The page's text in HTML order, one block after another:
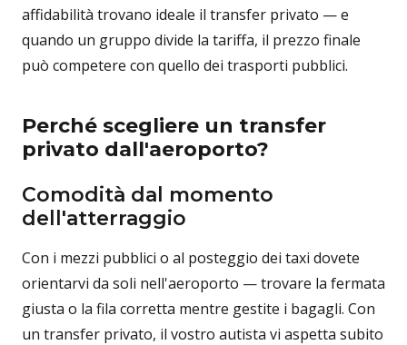
affidabilità trovano ideale il transfer privato — e
quando un gruppo divide la tariffa, il prezzo finale
può competere con quello dei trasporti pubblici.
Perché scegliere un transfer
privato dall'aeroporto?
Comodità dal momento
dell'atterraggio
Con i mezzi pubblici o al posteggio dei taxi dovete
orientarvi da soli nell'aeroporto — trovare la fermata
giusta o la fila corretta mentre gestite i bagagli. Con
un transfer privato, il vostro autista vi aspetta subito